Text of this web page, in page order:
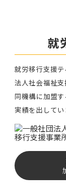
就
就労移⾏⽀援
法⼈社会福祉⽀
同機構に加盟
実績を出してい